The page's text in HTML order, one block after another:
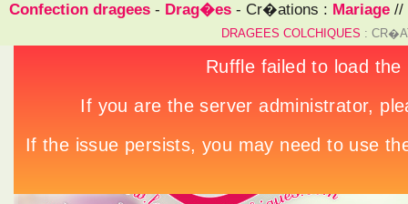
Confection dragees - Drag�es - Cr�ations : Mariage //
DRAGEES COLCHIQUES :